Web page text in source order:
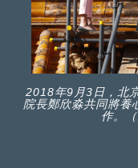
2018年9月3日，北
院長鄭欣淼共同將養
作。